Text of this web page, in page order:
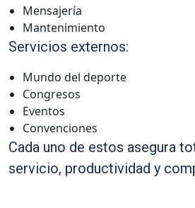
Mensajería
Mantenimiento
Servicios externos:
Mundo del deporte
Congresos
Eventos
Convenciones
Cada uno de estos asegura
servicio, productividad y